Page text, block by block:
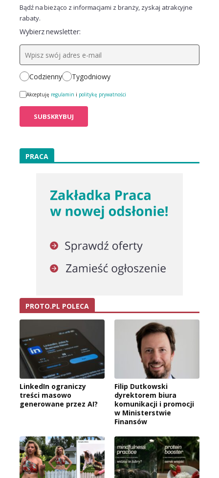
Bądź na bieżąco z informacjami z branży, zyskaj atrakcyjne
rabaty.
Wybierz newsletter:
Codzienny Tygodniowy
Akceptuję regulamin i politykę prywatności
PRACA
PROTO.PL POLECA
LinkedIn ograniczy
treści masowo
generowane przez AI?
Filip Dutkowski
dyrektorem biura
komunikacji i promocji
w Ministerstwie
Finansów